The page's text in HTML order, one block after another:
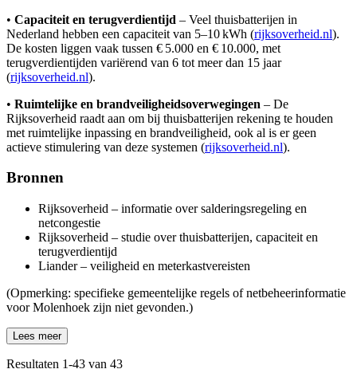
• Capaciteit en terugverdientijd – Veel thuisbatterijen in
Nederland hebben een capaciteit van 5–10 kWh (rijksoverheid.nl).
De kosten liggen vaak tussen € 5.000 en € 10.000, met
terugverdientijden variërend van 6 tot meer dan 15 jaar
(rijksoverheid.nl).
• Ruimtelijke en brandveiligheidsoverwegingen – De
Rijksoverheid raadt aan om bij thuisbatterijen rekening te houden
met ruimtelijke inpassing en brandveiligheid, ook al is er geen
actieve stimulering van deze systemen (rijksoverheid.nl).
Bronnen
Rijksoverheid – informatie over salderingsregeling en
netcongestie
Rijksoverheid – studie over thuisbatterijen, capaciteit en
terugverdientijd
Liander – veiligheid en meterkastvereisten
(Opmerking: specifieke gemeentelijke regels of netbeheerinformatie
voor Molenhoek zijn niet gevonden.)
Lees meer
Resultaten 1-43 van 43